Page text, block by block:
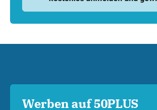
Werben auf 50PLUS